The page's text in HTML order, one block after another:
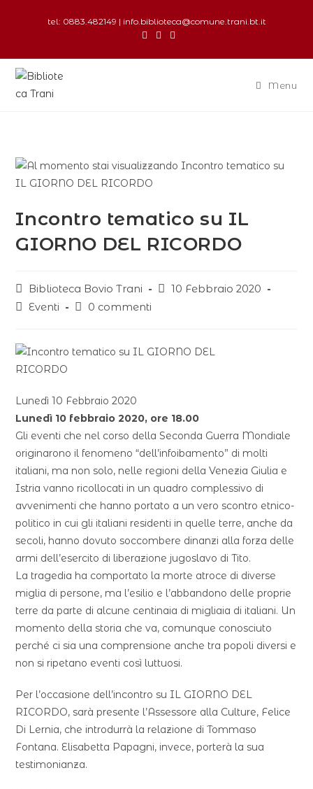
tel: 0883.482149 | info.biblioteca@comune.trani.bt.it
Menu
Incontro tematico su IL
GIORNO DEL RICORDO
Biblioteca Bovio Trani
10 Febbraio 2020
Eventi
0 commenti
Lunedì 10 Febbraio 2020
Lunedì 10 febbraio 2020, ore 18.00
Gli eventi che nel corso della Seconda Guerra Mondiale
originarono il fenomeno “dell’infoibamento” di molti
italiani, ma non solo, nelle regioni della Venezia Giulia e
Istria vanno ricollocati in un quadro complessivo di
avvenimenti che hanno portato a un vero scontro etnico-
politico in cui gli italiani residenti in quelle terre, anche da
secoli, hanno dovuto soccombere dinanzi alla forza delle
armi dell’esercito di liberazione jugoslavo di Tito.
La tragedia ha comportato la morte atroce di diverse
miglia di persone, ma l’esilio e l’abbandono delle proprie
terre da parte di alcune centinaia di migliaia di italiani. Un
momento della storia che va, comunque conosciuto
perché ci sia una comprensione anche tra popoli diversi e
non si ripetano eventi così luttuosi.
Per l’occasione dell’incontro su IL GIORNO DEL
RICORDO, sarà presente l’Assessore alla Culture, Felice
Di Lernia, che introdurrà la relazione di Tommaso
Fontana. Elisabetta Papagni, invece, porterà la sua
testimonianza.